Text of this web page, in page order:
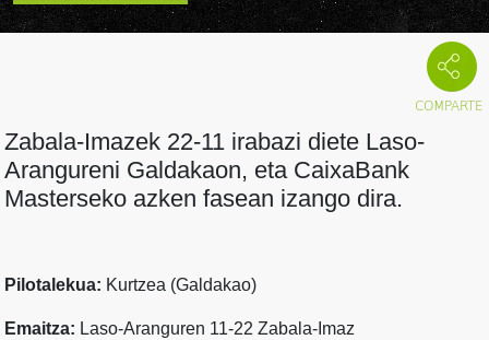
Zabala-Imazek 22-11 irabazi diete Laso-
Arangureni Galdakaon, eta CaixaBank
Masterseko azken fasean izango dira.
Pilotalekua: Kurtzea (Galdakao)
Emaitza: Laso-Aranguren 11-22 Zabala-Imaz